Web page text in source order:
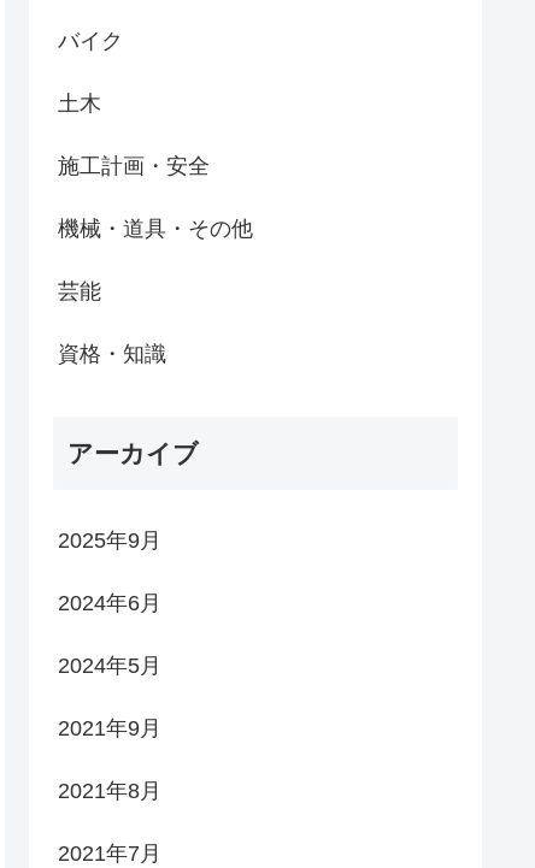
バイク
土木
施工計画・安全
機械・道具・その他
芸能
資格・知識
アーカイブ
2025年9月
2024年6月
2024年5月
2021年9月
2021年8月
2021年7月